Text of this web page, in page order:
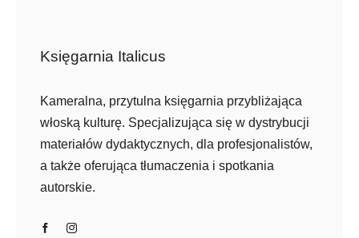
Księgarnia Italicus
Kameralna, przytulna księgarnia przybliżająca
włoską kulturę. Specjalizująca się w dystrybucji
materiałów dydaktycznych, dla profesjonalistów,
a także oferująca tłumaczenia i spotkania
autorskie.